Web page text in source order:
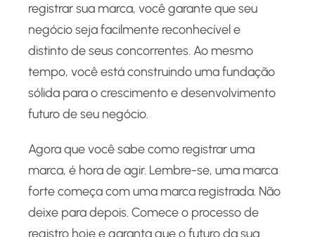
registrar sua marca, você garante que seu
negócio seja facilmente reconhecível e
distinto de seus concorrentes. Ao mesmo
tempo, você está construindo uma fundação
sólida para o crescimento e desenvolvimento
futuro de seu negócio.
Agora que você sabe como registrar uma
marca, é hora de agir. Lembre-se, uma marca
forte começa com uma marca registrada. Não
deixe para depois. Comece o processo de
registro hoje e garanta que o futuro da sua